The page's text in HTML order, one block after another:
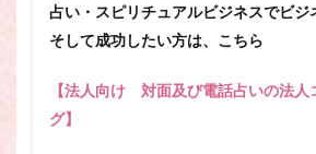
占い・スピリチュアルビジネスでビジ
そして成功したい方は、こちら
【法人向け 対面及び電話占いの法人
グ】